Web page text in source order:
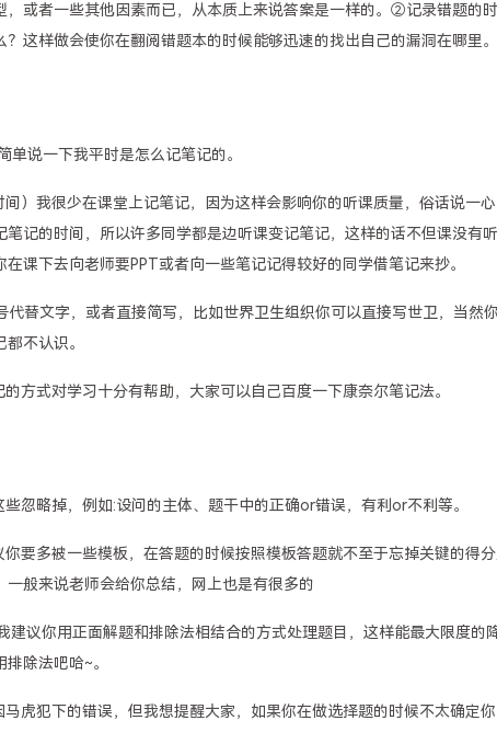
或者一些其他因素而已，从本质上来说答案是一样的。②记录错题的
这样做会使你在翻阅错题本的时候能够迅速的找出自己的漏洞在哪里。
单说一下我平时是怎么记笔记的。
）我很少在课堂上记笔记，因为这样会影响你的听课质量，俗话说一
记的时间，所以许多同学都是边听课变记笔记，这样的话不但课没有
课下去向老师要PPT或者向一些笔记记得较好的同学借笔记来抄。
代替文字，或者直接简写，比如世界卫生组织你可以直接写世卫，当然
不认识。
方式对学习十分有帮助，大家可以自己百度一下康奈尔笔记法。
忽略掉，例如:设问的主体、题干中的正确or错误，有利or不利等。
要多被一些模板，在答题的时候按照模板答题就不至于忘掉关键的得
般来说老师会给你总结，网上也是有很多的
建议你用正面解题和排除法相结合的方式处理题目，这样能最大限度的
除法吧哈~。
虎犯下的错误，但我想提醒大家，如果你在做选择题的时候不太确定